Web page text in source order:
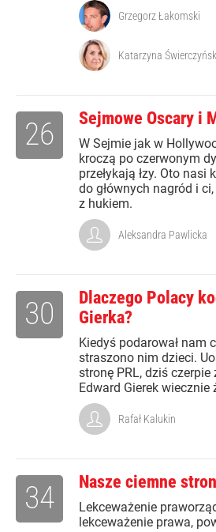
Grzegorz Łakomski
Katarzyna
Sejmowe Oscary i
W Sejmie jak w
kroczą po czerwonym
przełykają łzy. Oto nasi
do głównych nagród i
z hukiem.
26
Aleksandra Pawlicka
Dlaczego Polacy
Gierka?
Kiedyś podarował nam
straszono nim dzieci.
stronę PRL, dziś
Edward Gierek wiecznie
30
Rafał Kalukin
Nasze ciemne
Lekceważenie
lekceważenie prawa,
34